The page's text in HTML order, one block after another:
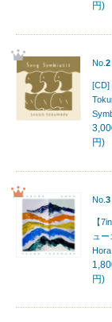
円)
No. 2
[CD]
円)
No. 3
【
ュ
Hora
円)